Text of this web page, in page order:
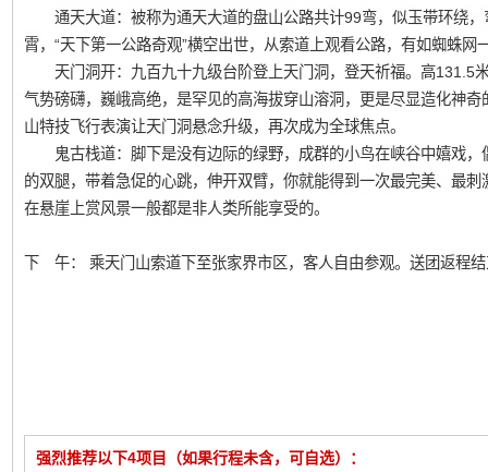
通天大道：被称为通天大道的盘山公路共计99弯，似玉带环绕，
霄，“天下第一公路奇观”横空出世，从索道上观看公路，有如蜘蛛
天门洞开：九百九十九级台阶登上天门洞，登天祈福。高131.5
气势磅礴，巍峨高绝，是罕见的高海拔穿山溶洞，更是尽显造化神
山特技飞行表演让天门洞悬念升级，再次成为全球焦点。
鬼古栈道：脚下是没有边际的绿野，成群的小鸟在峡谷中嬉戏，
的双腿，带着急促的心跳，伸开双臂，你就能得到一次最完美、最
在悬崖上赏风景一般都是非人类所能享受的。
下 午： 乘天门山索道下至张家界市区，客人自由参观。送团返程
强烈推荐以下4项目（如果行程未含，可自选）：